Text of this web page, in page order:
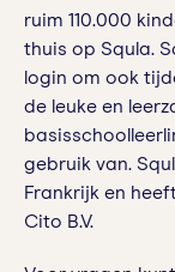
ruim 110.000
thuis op Squla.
login om ook
de leuke en
gebruik van.
Frankrijk en
Cito B.V.